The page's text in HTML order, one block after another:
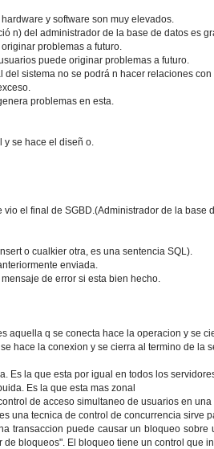
y software son muy elevados.
n) del administrador de la base de datos es
problemas a futuro.
puede originar problemas a futuro.
del sistema no se podrá n hacer relaciones
problemas en esta.
y se hace el diseñ o.
el final de SGBD.(Administrador de la base
o cualkier otra, es una sentencia SQL).
enviada.
de error si esta bien hecho.
aquella q se conecta hace la operacion y se
hace la conexion y se cierra al termino de la
Es la que esta por igual en todos los
Es la que esta mas zonal
de acceso simultaneo de usuarios en una
una tecnica de control de concurrencia sirve
transaccion puede causar un bloqueo
bloqueos". El bloqueo tiene un control que